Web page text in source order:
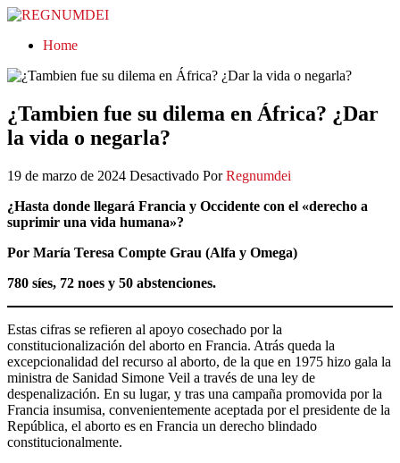
REGNUMDEI
Home
¿Tambien fue su dilema en África? ¿Dar
la vida o negarla?
19 de marzo de 2024 Desactivado Por Regnumdei
¿Hasta donde llegará Francia y Occidente con el «derecho a
suprimir una vida humana»?
Por María Teresa Compte Grau (Alfa y Omega)
780 síes, 72 noes y 50 abstenciones.
Estas cifras se refieren al apoyo cosechado por la
constitucionalización del aborto en Francia. Atrás queda la
excepcionalidad del recurso al aborto, de la que en 1975 hizo gala la
ministra de Sanidad Simone Veil a través de una ley de
despenalización. En su lugar, y tras una campaña promovida por la
Francia insumisa, convenientemente aceptada por el presidente de la
República, el aborto es en Francia un derecho blindado
constitucionalmente.